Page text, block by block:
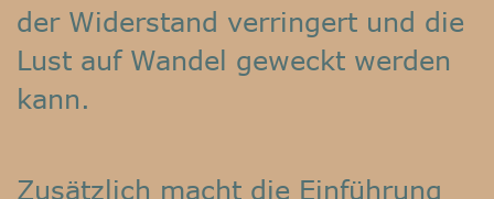
Zusätzlich macht die Einführung
der Widerstand verringert und die
Lust auf Wandel geweckt werden
kann.